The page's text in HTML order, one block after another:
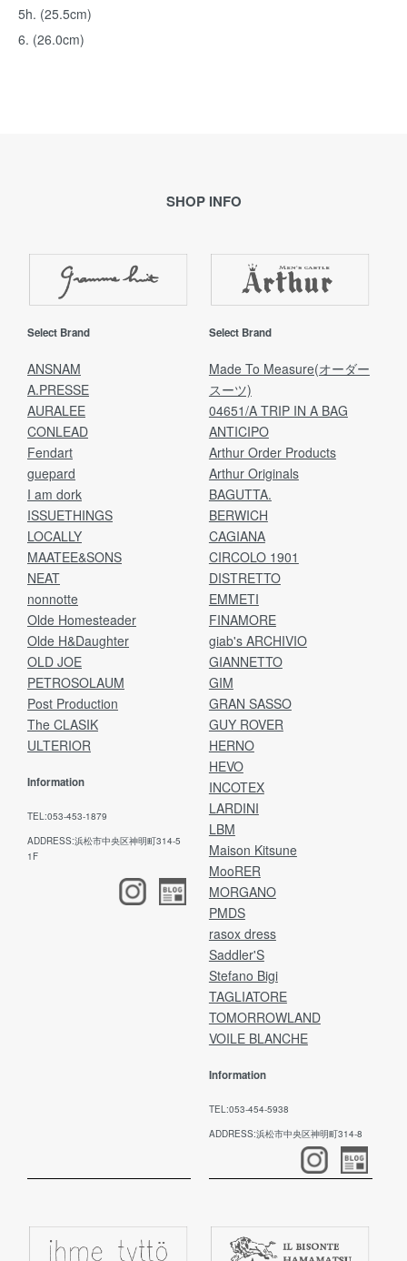
5h. (25.5cm)
6. (26.0cm)
SHOP INFO
Select Brand
ANSNAM
A.PRESSE
AURALEE
CONLEAD
Fendart
guepard
I am dork
ISSUETHINGS
LOCALLY
MAATEE&SONS
NEAT
nonnotte
Olde Homesteader
Olde H&Daughter
OLD JOE
PETROSOLAUM
Post Production
The CLASIK
ULTERIOR
Information
TEL:053-453-1879
ADDRESS:浜松市中央区神明町314-5
1F
Select Brand
Made To Measure(オーダー
スーツ)
04651/A TRIP IN A BAG
ANTICIPO
Arthur Order Products
Arthur Originals
BAGUTTA.
BERWICH
CAGIANA
CIRCOLO 1901
DISTRETTO
EMMETI
FINAMORE
giab's ARCHIVIO
GIANNETTO
GIM
GRAN SASSO
GUY ROVER
HERNO
HEVO
INCOTEX
LARDINI
LBM
Maison Kitsune
MooRER
MORGANO
PMDS
rasox dress
Saddler'S
Stefano Bigi
TAGLIATORE
TOMORROWLAND
VOILE BLANCHE
Information
TEL:053-454-5938
ADDRESS:浜松市中央区神明町314-8